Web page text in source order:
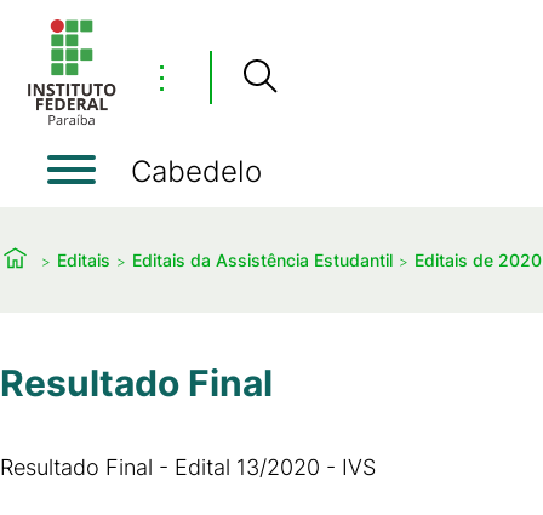
⋮
Cabedelo
Editais Editais da Assistência Estudantil Editais de 2020
Resultado Final
Resultado Final - Edital 13/2020 - IVS